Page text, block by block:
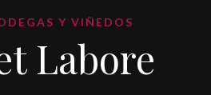
Y VIÑEDOS
Labore